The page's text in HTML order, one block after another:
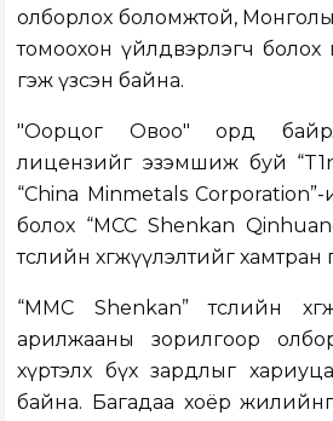
олборлох боломжтой,
томоохон үйлдвэрлэгч болох
гэж үзсэн байна.
"Оорцог Овоо" орд
лицензийг эзэмшиж буй
“China Minmetals
болох “MCC Shenkan
төслийн хөгжүүлэлтийг хамтран
“MMC Shenkan” төслийн
арилжааны зорилгоор
хүртэлх бүх зардлыг
байна. Багадаа хоёр